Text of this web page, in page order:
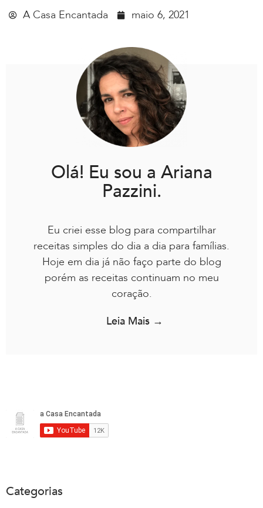
A Casa Encantada maio 6, 2021
Olá! Eu sou a Ariana
Pazzini.
Eu criei esse blog para compartilhar
receitas simples do dia a dia para famílias.
Hoje em dia já não faço parte do blog
porém as receitas continuam no meu
coração.
Leia Mais →
Categorias